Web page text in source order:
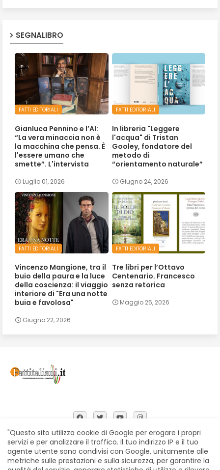
SEGNALIBRO
FATTI EDITORIALI
Gianluca Pennino e l’AI:
“La vera minaccia non è
la macchina che pensa. È
l'essere umano che
smette”. L'intervista
Luglio 01, 2026
FATTI EDITORIALI
In libreria "Leggere
l'acqua" di Tristan
Gooley, fondatore del
metodo di
“orientamento naturale”
Giugno 24, 2026
FATTI EDITORIALI
Vincenzo Mangione, tra il
buio della paura e la luce
della coscienza: il viaggio
interiore di "Era una notte
buia e favolosa"
Giugno 22, 2026
FATTI EDITORIALI
Tre libri per l’Ottavo
Centenario. Francesco
senza retorica
Maggio 25, 2026
Home Chi siamo Contatti
Privacy Policy
Segnalazioni
"Questo sito utilizza cookie di Google per erogare i propri
servizi e per analizzare il traffico. Il tuo indirizzo IP e il tuo
agente utente sono condivisi con Google, unitamente alle
metriche sulle prestazioni e sulla sicurezza, per garantire la